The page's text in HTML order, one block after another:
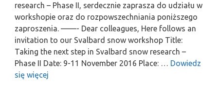
research – Phase II, serdecznie zaprasza do udziału w
workshopie oraz do rozpowszechniania poniższego
zaproszenia. ——- Dear colleagues, Here follows an
invitation to our Svalbard snow workshop Title:
Taking the next step in Svalbard snow research –
Phase II Date: 9-11 November 2016 Place: … Dowiedz
się więcej